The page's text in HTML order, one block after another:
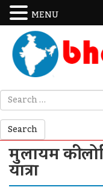
मुलायम की
यात्रा
MENU